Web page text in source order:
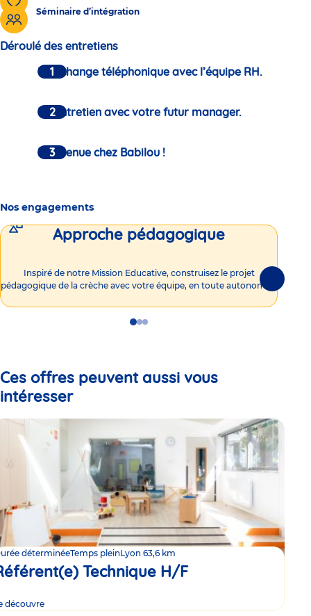
Séminaire d’intégration
Déroulé des entretiens
Un échange téléphonique avec l’équipe RH.
Un entretien avec votre futur manager.
Bienvenue chez Babilou !
Nos engagements
Approche pédagogique
Inspiré de notre Mission Educative, construisez le projet
pédagogique de la crèche avec votre équipe, en toute autonomie !
GoGoGo
Ces offres peuvent aussi vous
intéresser
déterminéeTemps pleinLyon 63,6 km
Technique H/F
découvre